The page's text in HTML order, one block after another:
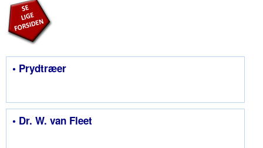
• Prydtræer
• Dr. W. van Fleet